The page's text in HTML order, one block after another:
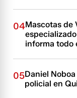
04Mascotas de
informa todo
05Daniel
policial en